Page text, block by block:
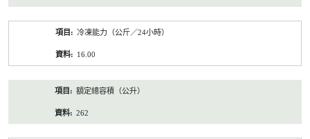
冷凍能力（公斤／24小時）
16.00
額定總容積（公升）
262